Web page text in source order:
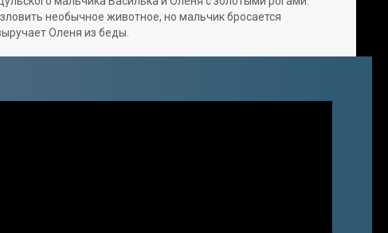
ФИТНЕС-ТАНЦЫ
ЮМОР
необычное животное, но мальчик бросается
Оленя из беды.